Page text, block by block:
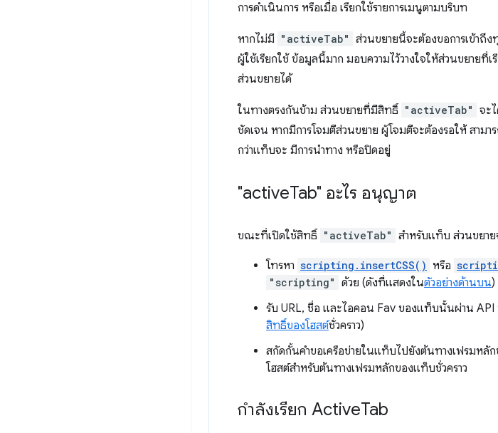
การดำเนินการ หรือเมื่อ เรียกใช้รายการเมนูตามบริบท
หากไม่มี "activeTab" ส่วนขยายนี้จะต้องขอการเข้าถึ
ผู้ใช้เรียกใช้ ข้อมูลนี้มาก มอบความไว้วางใจให้ส่วนขยาย
ส่วนขยายได้
ในทางตรงกันข้าม ส่วนขยายที่มีสิทธิ์ "activeTab" จะ
ชัดเจน หากมีการโจมตีส่วนขยาย ผู้โจมตีจะต้องรอให้ สาม
กว่าแท็บจะ มีการนำทาง หรือปิดอยู่
"activeTab" อะไร อนุญาต
ขณะที่เปิดใช้สิทธิ์ "activeTab" สำหรับแท็บ ส่วนขยา
โทรหา scripting.insertCSS() หรือ
"scripting" ด้วย (ดังที่แสดงในตัวอย่างด้านบน)
รับ URL, ชื่อ และไอคอน Fav ของแท็บนั้นผ่าน
สิทธิ์ของโฮสต์ชั่วคราว)
สกัดกั้นคำขอเครือข่ายในแท็บไปยังต้นทางเฟรมหลั
โฮสต์สำหรับต้นทางเฟรมหลักของแท็บชั่วคราว
กำลังเรียก ActiveTab